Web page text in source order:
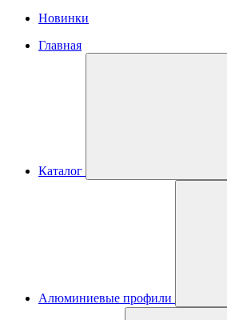
Новинки
Главная
Каталог
Алюминиевые профили